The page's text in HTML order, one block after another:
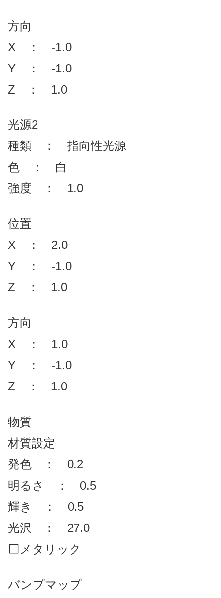
方向
X ： -1.0
Y ： -1.0
Z ： 1.0
光源2
種類 ： 指向性光源
色 ： 白
強度 ： 1.0
位置
X ： 2.0
Y ： -1.0
Z ： 1.0
方向
X ： 1.0
Y ： -1.0
Z ： 1.0
物質
材質設定
発色 ： 0.2
明るさ ： 0.5
輝き ： 0.5
光沢 ： 27.0
⬜メタリック
バンプマップ